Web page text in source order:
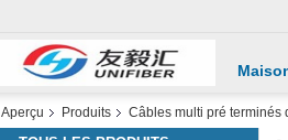
Aperçu Produits Câbles multi pré terminés